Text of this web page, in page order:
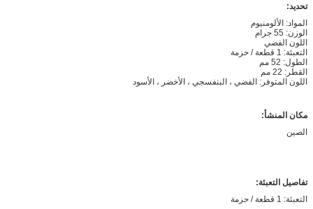
تحديد:
المواد: الألومنيوم
الوزن: 55 جرام
اللون الفضي
التعبئة: 1 قطعة / حزمة
الطول: 52 مم
القطر: 22 مم
اللون المتوفر: الفضي ، البنفسجي ، الأخضر ، الأسود
مكان المنشأ:
الصين
تفاصيل التعبئة:
التعبئة: 1 قطعة / حزمة